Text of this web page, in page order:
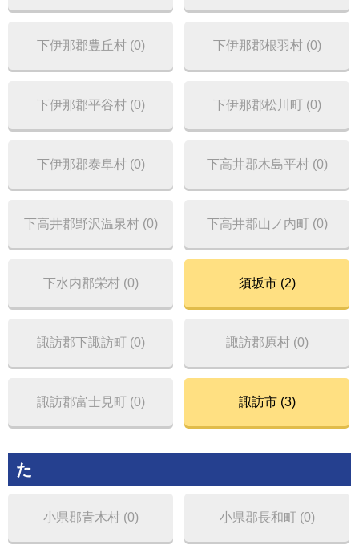
下伊那郡豊丘村 (0) 下伊那郡根羽村 (0)
下伊那郡平谷村 (0) 下伊那郡松川町 (0)
下伊那郡泰阜村 (0) 下高井郡木島平村 (0)
下高井郡野沢温泉村 (0) 下高井郡山ノ内町 (0)
下水内郡栄村 (0) 須坂市 (2)
諏訪郡下諏訪町 (0) 諏訪郡原村 (0)
諏訪郡富士見町 (0) 諏訪市 (3)
た
小県郡青木村 (0) 小県郡長和町 (0)